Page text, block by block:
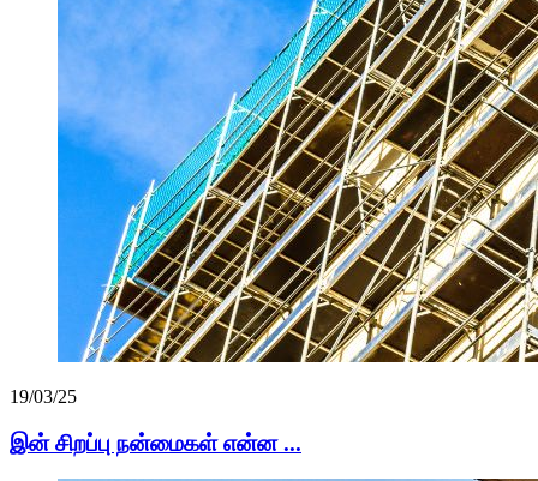
19/03/25
இன் சிறப்பு நன்மைகள் என்ன ...